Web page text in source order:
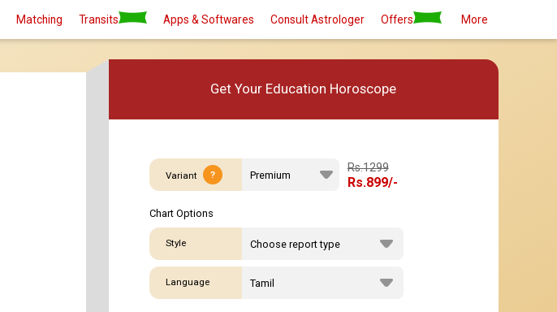
Matching Transits Apps & Softwares Consult Astrologer Offers More
Basic
Variant ? Rs.1299
Rs.899/-
Chart Options
Style
Language
Get Your Education Horoscope